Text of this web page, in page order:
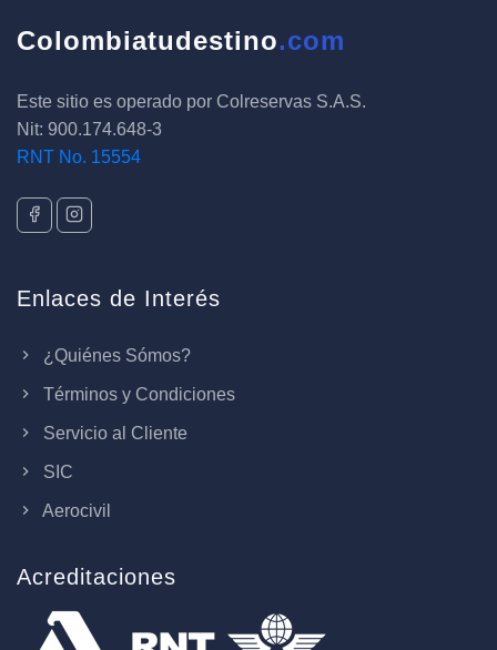
Colombiatudestino.com
Este sitio es operado por Colreservas S.A.S.
Nit: 900.174.648-3
RNT No. 15554
Enlaces de Interés
¿Quiénes Sómos?
Términos y Condiciones
Servicio al Cliente
SIC
Aerocivil
Acreditaciones